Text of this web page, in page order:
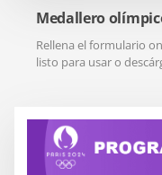
Medallero
Rellena el formulario
listo para usar o